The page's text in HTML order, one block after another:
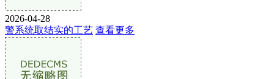
2026-04-28
警系统取结实的工艺 查看更多